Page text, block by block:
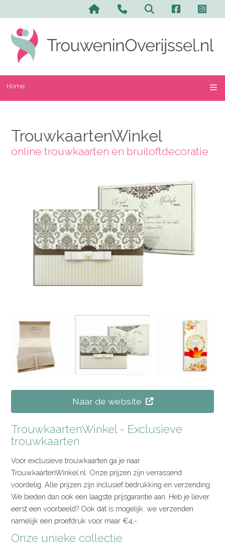
Home
TrouwkaartenWinkel
online trouwkaarten en bruiloftdecoratie
Naar de website
TrouwkaartenWinkel - Exclusieve
trouwkaarten
Voor exclusieve trouwkaarten ga je naar
TrouwkaartenWinkel.nl. Onze prijzen zijn verrassend
voordelig. Alle prijzen zijn inclusief bedrukking en verzending.
We bieden dan ook een laagste prijsgarantie aan. Heb je liever
eerst een voorbeeld? Ook dat is mogelijk: we verzenden
namelijk een proefdruk voor maar €4,-.
Onze unieke collectie